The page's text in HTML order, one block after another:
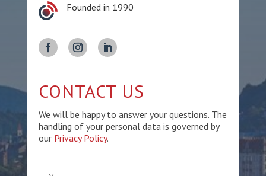
Founded in 1990
CONTACT US
We will be happy to answer your questions. The
handling of your personal data is governed by
our Privacy Policy.